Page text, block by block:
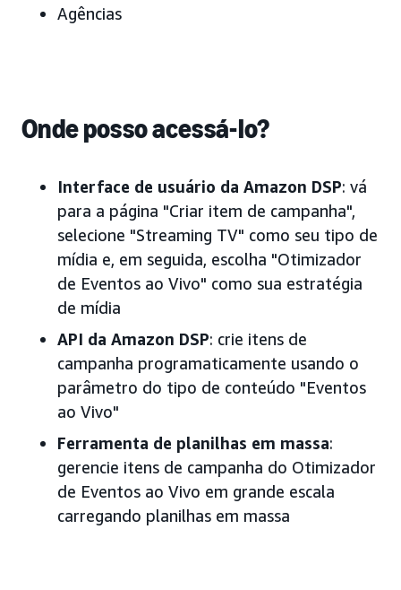
Agências
Onde posso acessá-lo?
Interface de usuário da Amazon DSP: vá
para a página "Criar item de campanha",
selecione "Streaming TV" como seu tipo de
mídia e, em seguida, escolha "Otimizador
de Eventos ao Vivo" como sua estratégia
de mídia
API da Amazon DSP: crie itens de
campanha programaticamente usando o
parâmetro do tipo de conteúdo "Eventos
ao Vivo"
Ferramenta de planilhas em massa:
gerencie itens de campanha do Otimizador
de Eventos ao Vivo em grande escala
carregando planilhas em massa